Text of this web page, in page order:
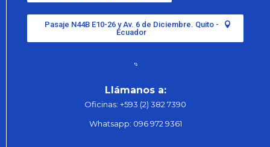
Pasaje N44B E10-26 y Av. 6 de Diciembre. Quito -
Ecuador
Llámanos a:
Oficinas: +593 (2) 382 7390
Whatsapp: 096 972 9361